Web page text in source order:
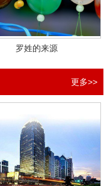
罗姓的来源
更多>>